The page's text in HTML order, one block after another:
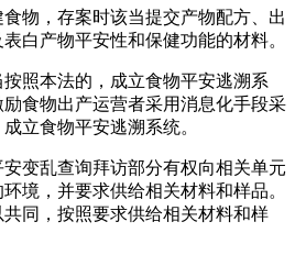
，存案时该当提交产物配方、出
白产物平安性和保健功能的材料。
本法的，成立食物平安逃溯系
食物出产运营者采用消息化手段采
立食物平安逃溯系统。
乱查询拜访部分有权向相关单元
境，并要求供给相关材料和样品。
同，按照要求供给相关材料和样